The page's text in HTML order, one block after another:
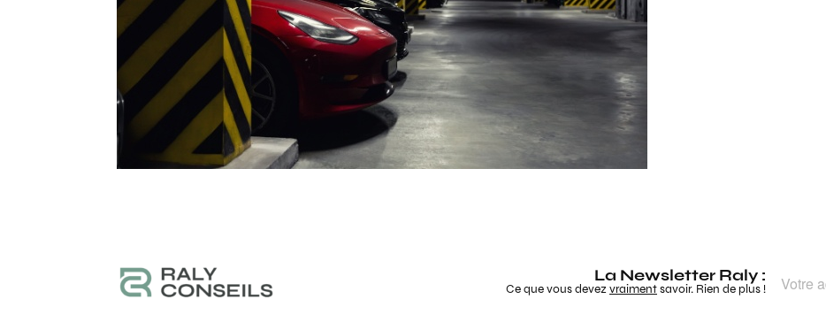
La Newsletter Raly :
Ce que vous devezvraimentsavoir. Rien de plus !